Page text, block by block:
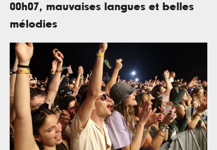
00h07, mauvaises langues et belles
mélodies